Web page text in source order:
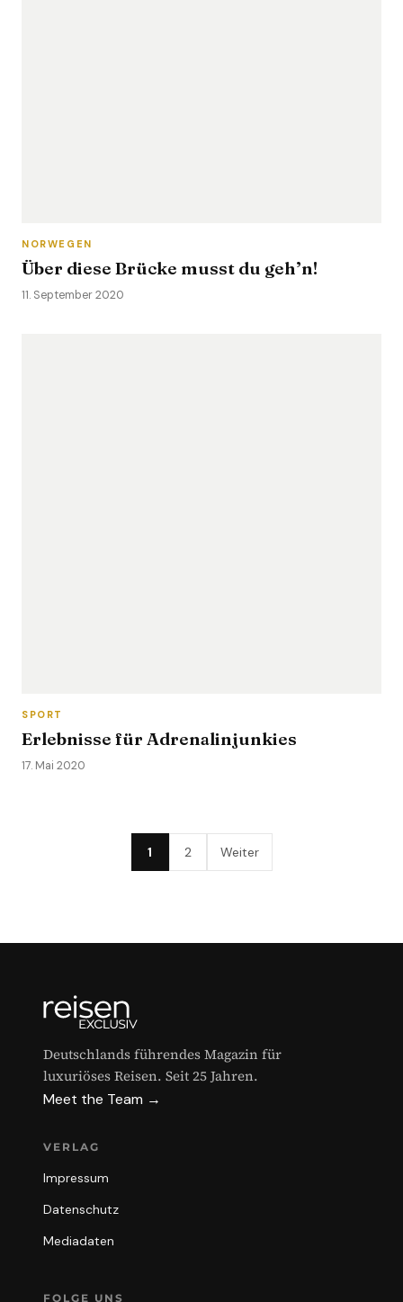
NORWEGEN
Über diese Brücke musst du geh’n!
11. September 2020
SPORT
Erlebnisse für Adrenalinjunkies
17. Mai 2020
1 2 Weiter
Deutschlands führendes Magazin für
luxuriöses Reisen. Seit 25 Jahren.
Meet the Team →
VERLAG
Impressum
Datenschutz
Mediadaten
FOLGE UNS